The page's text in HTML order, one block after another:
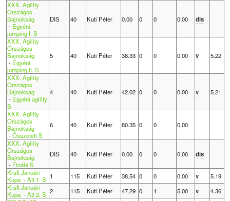
XXX. Agility
Országos
Bajnokság
- Egyéni
jumping I. S
DIS 40 Kuti Péter 0.00 0 0 0.00 dis
XXX. Agility
Országos
Bajnokság
- Egyéni
jumping II. S
5 40 Kuti Péter 38.33 0 0 0.00 v 5.22
XXX. Agility
Országos
Bajnokság
- Egyéni agility
S
4 40 Kuti Péter 42.02 0 0 0.00 v 5.21
XXX. Agility
Országos
Bajnokság
-Összetett S
6 40 Kuti Péter 80.35 0 0 0.00
XXX. Agility
Országos
Bajnokság
- Finálé S
DIS 40 Kuti Péter 0.00 0 0 0.00 dis
Kraft Januári
Kupa-A3 1. S 1 115 Kuti Péter 38.54 0 0 0.00 v
5.19
Kraft Januári
Kupa-A3 2. S 2 115 Kuti Péter 47.29 0 1 5.00 v
4.36